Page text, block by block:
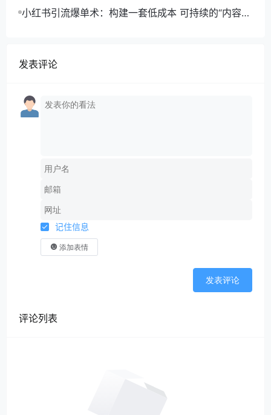
取+合规运营+商业转化
小红书引流爆单术：构建一套低成本 可持续的“内容-
发表评论
记住信息
添加表情
发表评论
评论列表